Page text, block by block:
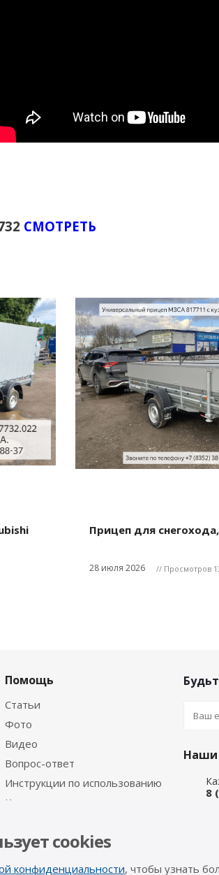
СМОТРЕТЬ
Прицеп для
28 июля 2026 // Просмотров
Помощь
Статьи
Фото
Видео
Вопрос-ответ
Инструкции по использованию
Каталог производителя
Наши
8
cookies
конфиденциальности, чтобы узнать